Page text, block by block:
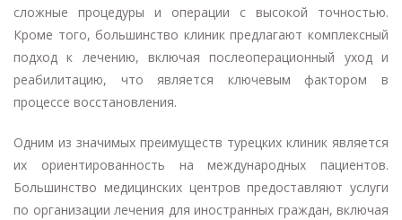
сложные процедуры и операции с высокой точностью.
Кроме того, большинство клиник предлагают комплексный
подход к лечению, включая послеоперационный уход и
реабилитацию, что является ключевым фактором в
процессе восстановления.
Одним из значимых преимуществ турецких клиник является
их ориентированность на международных пациентов.
Большинство медицинских центров предоставляют услуги
по организации лечения для иностранных граждан, включая